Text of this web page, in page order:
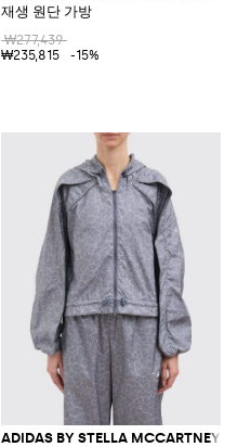
재생 원단 가방
₩277,439
₩235,815
-15%
ADIDAS BY STELLA MCCARTNEY